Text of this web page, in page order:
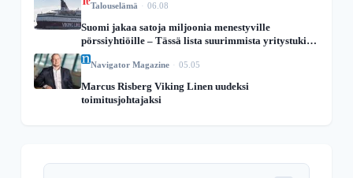
Talouselämä 06.08
Suomi jakaa satoja miljoonia menestyville
pörssiyhtiöille – Tässä lista suurimmista yritystukien
saajista
Navigator Magazine 05.05
Marcus Risberg Viking Linen uudeksi
toimitusjohtajaksi